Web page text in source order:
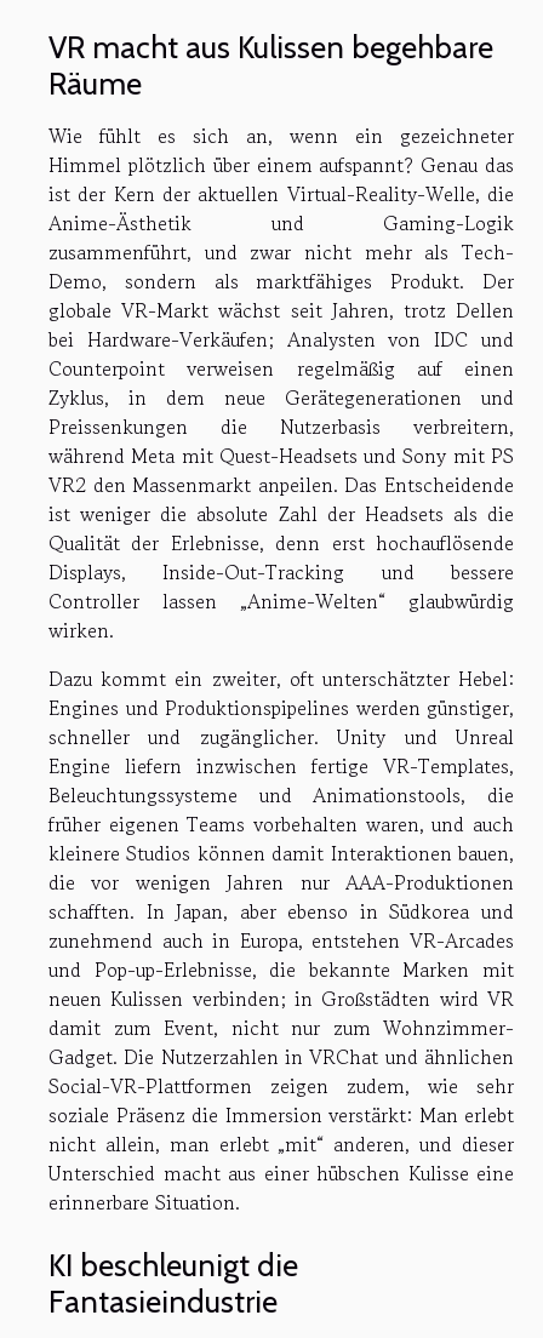
VR macht aus Kulissen begehbare
Räume
Wie fühlt es sich an, wenn ein gezeichneter
Himmel plötzlich über einem aufspannt? Genau das
ist der Kern der aktuellen Virtual-Reality-Welle, die
Anime-Ästhetik und Gaming-Logik
zusammenführt, und zwar nicht mehr als Tech-
Demo, sondern als marktfähiges Produkt. Der
globale VR-Markt wächst seit Jahren, trotz Dellen
bei Hardware-Verkäufen; Analysten von IDC und
Counterpoint verweisen regelmäßig auf einen
Zyklus, in dem neue Gerätegenerationen und
Preissenkungen die Nutzerbasis verbreitern,
während Meta mit Quest-Headsets und Sony mit PS
VR2 den Massenmarkt anpeilen. Das Entscheidende
ist weniger die absolute Zahl der Headsets als die
Qualität der Erlebnisse, denn erst hochauflösende
Displays, Inside-Out-Tracking und bessere
Controller lassen „Anime-Welten“ glaubwürdig
wirken.
Dazu kommt ein zweiter, oft unterschätzter Hebel:
Engines und Produktionspipelines werden günstiger,
schneller und zugänglicher. Unity und Unreal
Engine liefern inzwischen fertige VR-Templates,
Beleuchtungssysteme und Animationstools, die
früher eigenen Teams vorbehalten waren, und auch
kleinere Studios können damit Interaktionen bauen,
die vor wenigen Jahren nur AAA-Produktionen
schafften. In Japan, aber ebenso in Südkorea und
zunehmend auch in Europa, entstehen VR-Arcades
und Pop-up-Erlebnisse, die bekannte Marken mit
neuen Kulissen verbinden; in Großstädten wird VR
damit zum Event, nicht nur zum Wohnzimmer-
Gadget. Die Nutzerzahlen in VRChat und ähnlichen
Social-VR-Plattformen zeigen zudem, wie sehr
soziale Präsenz die Immersion verstärkt: Man erlebt
nicht allein, man erlebt „mit“ anderen, und dieser
Unterschied macht aus einer hübschen Kulisse eine
erinnerbare Situation.
KI beschleunigt die
Fantasieindustrie